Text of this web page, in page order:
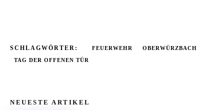
SCHLAGWÖRTER: FEUERWEHR
OBERWÜRZBACH
TAG DER OFFENEN TÜR
NEUESTE ARTIKEL